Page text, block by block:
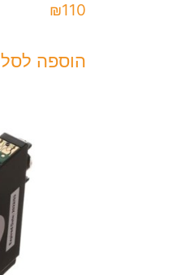
₪110
הוספה לסל